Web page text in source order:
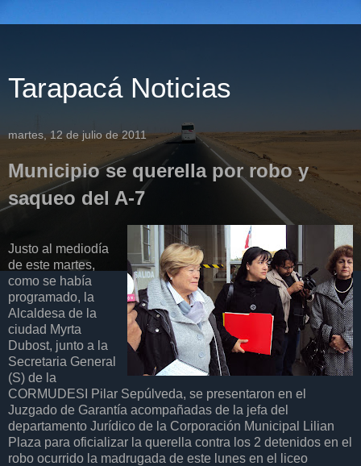
Tarapacá Noticias
martes, 12 de julio de 2011
Municipio se querella por robo y
saqueo del A-7
Justo al mediodía
de este martes,
como se había
programado, la
Alcaldesa de la
ciudad Myrta
Dubost, junto a la
Secretaria General
(S) de la
CORMUDESI Pilar Sepúlveda, se presentaron en el
Juzgado de Garantía acompañadas de la jefa del
departamento Jurídico de la Corporación Municipal Lilian
Plaza para oficializar la querella contra los 2 detenidos en el
robo ocurrido la madrugada de este lunes en el liceo